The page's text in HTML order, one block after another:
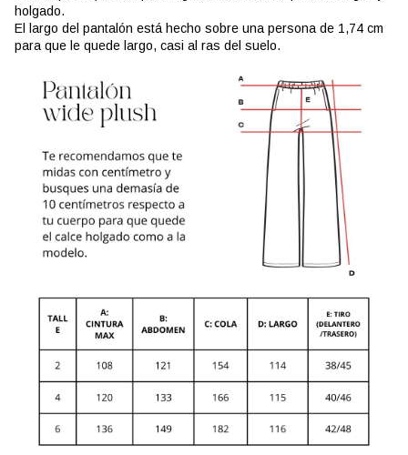
holgado.
El largo del pantalón está hecho sobre una persona de 1,74 cm
para que le quede largo, casi al ras del suelo.